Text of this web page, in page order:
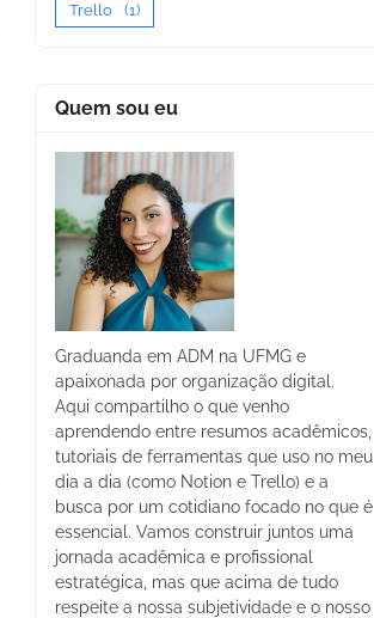
Trello (1)
Quem sou eu
Graduanda em ADM na UFMG e
apaixonada por organização digital.
Aqui compartilho o que venho
aprendendo entre resumos acadêmicos,
tutoriais de ferramentas que uso no meu
dia a dia (como Notion e Trello) e a
busca por um cotidiano focado no que é
essencial. Vamos construir juntos uma
jornada acadêmica e profissional
estratégica, mas que acima de tudo
respeite a nossa subjetividade e o nosso